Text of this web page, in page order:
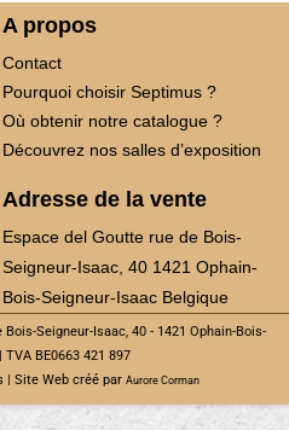
A propos
Contact
Pourquoi choisir Septimus ?
Où obtenir notre catalogue ?
Découvrez nos salles d’exposition
Adresse de la vente
Espace del Goutte rue de Bois-
Seigneur-Isaac, 40 1421 Ophain-
Bois-Seigneur-Isaac Belgique
Seigneur-Isaac, 40 - 1421 Ophain-Bois-
BE0663 421 897
| Site Web créé par Aurore Corman